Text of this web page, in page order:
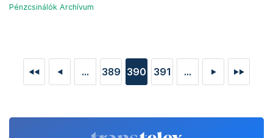
Pénzcsinálók Archívum
◄◄ ◄ ... 389 390 391 ... ► ►►